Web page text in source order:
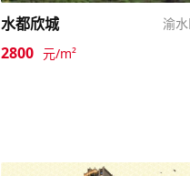
水都欣城 渝
2800 元/m²